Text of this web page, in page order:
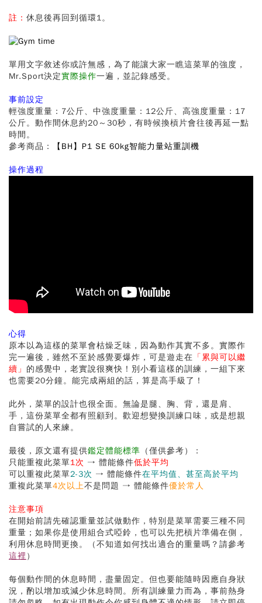
註： 休息後再回到循環1。
單用文字敘述你或許無感，為了能讓大家一瞧這菜單的強度，
Mr.Sport決定實際操作一遍，並記錄感受。
事前設定
輕強度重量：7公斤、中強度重量：12公斤、高強度重量：17
公斤。動作間休息約20～30秒，有時候換槓片會往後再延一點
時間。
參考商品：
【BH】P1 SE 60kg智能力量站重訓機
操作過程
心得
原本以為這樣的菜單會枯燥乏味，因為動作其實不多。實際作
完一遍後，雖然不至於感覺要爆炸，可是遊走在 「累與可以繼
續」 的感覺中，老實說很爽快！別小看這樣的訓練，一組下來
也需要20分鐘。能完成兩組的話，算是高手級了！
此外，菜單的設計也很全面。無論是腿、胸、背，還是肩、
手，這份菜單全都有照顧到。歡迎想變換訓練口味，或是想親
自嘗試的人來練。
最後，原文還有提供鑑定體能標準 （僅供參考）：
只能重複此菜單1次 → 體能條件低於平均
可以重複此菜單2-3次 → 體能條件在平均值、甚至高於平均
重複此菜單4次以上不是問題 → 體能條件優於常人
注意事項
在開始前請先確認重量並試做動作，特別是菜單需要三種不同
重量；如果你是使用組合式啞鈴，也可以先把槓片準備在側，
利用休息時間更換。（不知道如何找出適合的重量嗎？請參考
這裡 ）
每個動作間的休息時間，盡量固定。但也要能隨時因應自身狀
況，酌以增加或減少休息時間。所有訓練量力而為，事前熱身